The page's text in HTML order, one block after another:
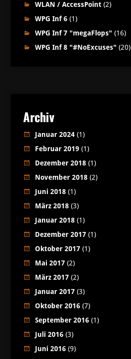
WLAN / AccessPoint(2)
WPG Inf 6(1)
WPG Inf 7 "megaFlops" (16)
WPG Inf 8 "#NoExcuses" (20)
Archiv
Januar 2024(1)
Februar 2019(1)
Dezember 2018(1)
November 2018(2)
Juni 2018(1)
März 2018(3)
Januar 2018(1)
Dezember 2017(1)
Oktober 2017(1)
Mai 2017(2)
März 2017(2)
Januar 2017(3)
Oktober 2016(7)
September 2016(1)
Juli 2016(3)
Juni 2016(9)